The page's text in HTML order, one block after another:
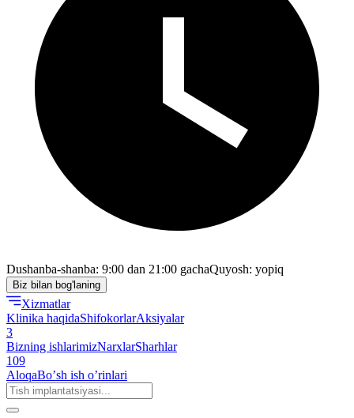
Dushanba-shanba: 9:00 dan 21:00 gachaQuyosh: yopiq
Biz bilan bog'laning
Xizmatlar
Klinika haqidaShifokorlarAksiyalar
3
Bizning ishlarimizNarxlarSharhlar
109
AloqaBoʼsh ish oʼrinlari